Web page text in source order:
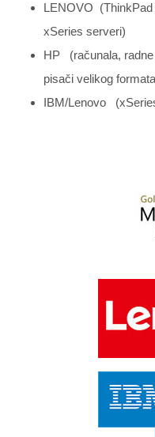
LENOVO (ThinkPad
xSeries serveri)
HP (računala, radne
pisači velikog
IBM/Lenovo